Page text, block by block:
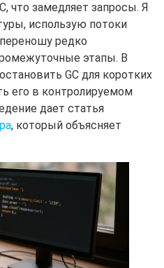
что замедляет запросы. Я
использую потоки
редко
этапы. В
GC для коротких
его в контролируемом
дает статья
, который объясняет